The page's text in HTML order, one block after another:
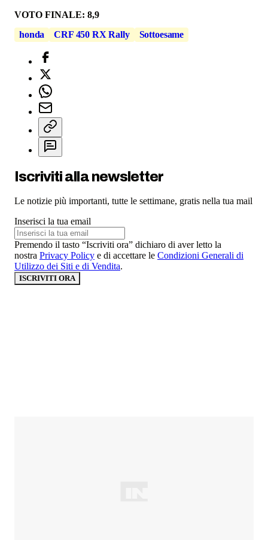
VOTO FINALE: 8,9
honda
CRF 450 RX Rally Sottoesame
Iscriviti alla newsletter
Le notizie più importanti, tutte le settimane, gratis nella tua mail
Inserisci la tua email
Premendo il tasto “Iscriviti ora” dichiaro di aver letto la
nostra Privacy Policy e di accettare le Condizioni Generali di
Utilizzo dei Siti e di Vendita.
ISCRIVITI ORA